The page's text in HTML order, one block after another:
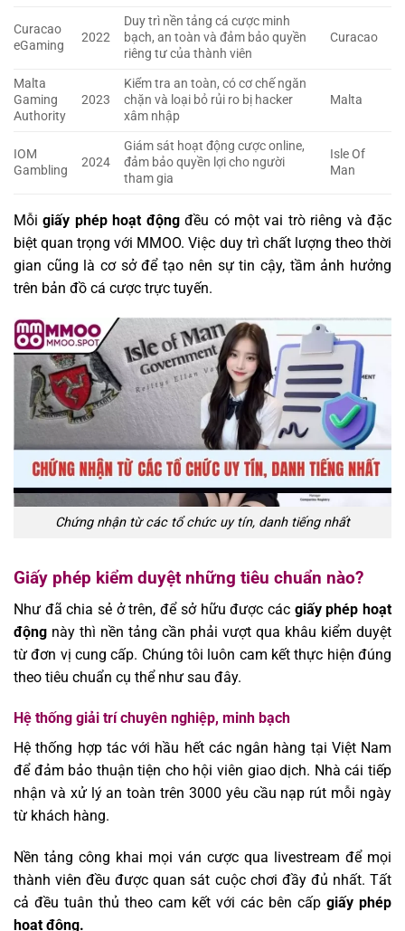
Curacao
eGaming
2022
Duy trì nền tảng cá cược minh
bạch, an toàn và đảm bảo quyền
riêng tư của thành viên
Curacao
Malta
Gaming
Authority
2023
Kiểm tra an toàn, có cơ chế ngăn
chặn và loại bỏ rủi ro bị hacker
xâm nhập
Malta
IOM
Gambling
2024
Giám sát hoạt động cược online,
đảm bảo quyền lợi cho người
tham gia
Isle Of
Man
Mỗigiấy phép hoạt độngđều có một vai trò riêng và đặc
biệt quan trọng với MMOO. Việc duy trì chất lượng theo thời
gian cũng là cơ sở để tạo nên sự tin cậy, tầm ảnh hưởng
trên bản đồ cá cược trực tuyến.
Chứng nhận từ các tổ chức uy tín, danh tiếng nhất
Giấy phép kiểm duyệt những tiêu chuẩn nào?
Như đã chia sẻ ở trên, để sở hữu được cácgiấy phép hoạt
động này thì nền tảng cần phải vượt qua khâu kiểm duyệt
từ đơn vị cung cấp. Chúng tôi luôn cam kết thực hiện đúng
theo tiêu chuẩn cụ thể như sau đây.
Hệ thống giải trí chuyên nghiệp, minh bạch
Hệ thống hợp tác với hầu hết các ngân hàng tại Việt Nam
để đảm bảo thuận tiện cho hội viên giao dịch. Nhà cái tiếp
nhận và xử lý an toàn trên 3000 yêu cầu nạp rút mỗi ngày
từ khách hàng.
Nền tảng công khai mọi ván cược qua livestream để mọi
thành viên đều được quan sát cuộc chơi đầy đủ nhất. Tất
cả đều tuân thủ theo cam kết với các bên cấp giấy phép
hoạt động.